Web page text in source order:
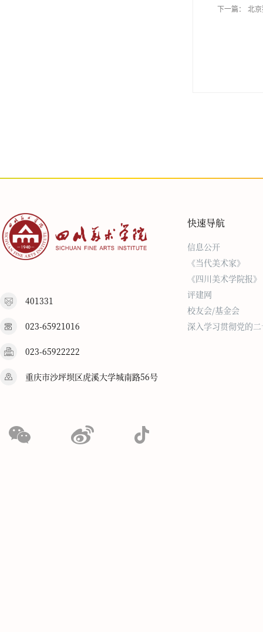
下一篇：
北